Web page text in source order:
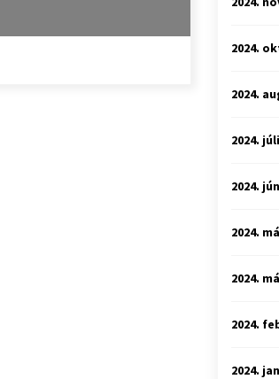
2024.
2024.
2024.
2024.
2024.
2024.
2024.
2024.